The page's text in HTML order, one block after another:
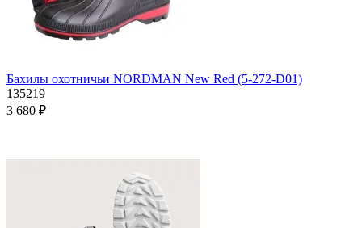
Бахилы охотничьи NORDMAN New Red (5-272-D01)
135219
3 680 ₽